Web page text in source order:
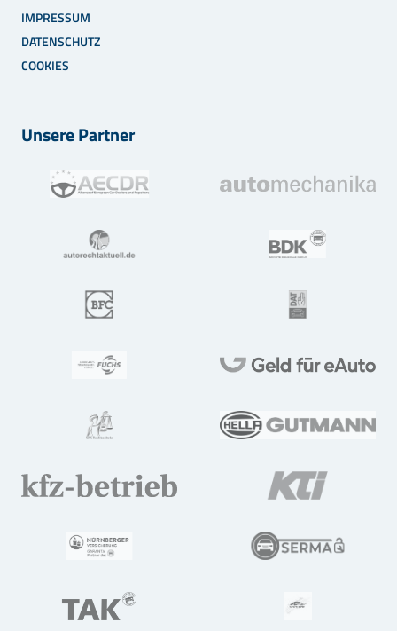
IMPRESSUM
DATENSCHUTZ
COOKIES
Unsere Partner